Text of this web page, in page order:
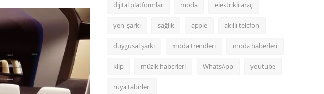
dijital platformlar moda elektrikli araç
yeni şarkı sağlık apple akıllı telefon
duygusal şarkı moda trendleri moda haberleri
klip müzik haberleri WhatsApp youtube
rüya tabirleri